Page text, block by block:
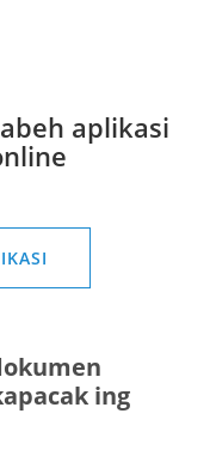
aplikasi
ing